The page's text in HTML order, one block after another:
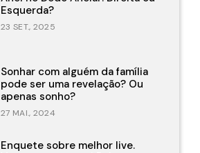
Esquerda?
23 SET., 2025
Sonhar com alguém da família
pode ser uma revelação? Ou
apenas sonho?
27 MAI., 2024
Enquete sobre melhor live.